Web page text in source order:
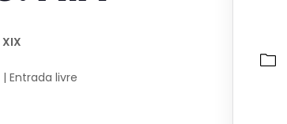
| Entrada livre